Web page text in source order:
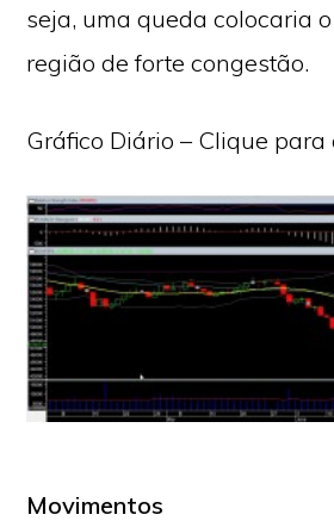
seja, uma queda colocaria
região de forte congestão.
Gráfico Diário – Clique
Movimentos